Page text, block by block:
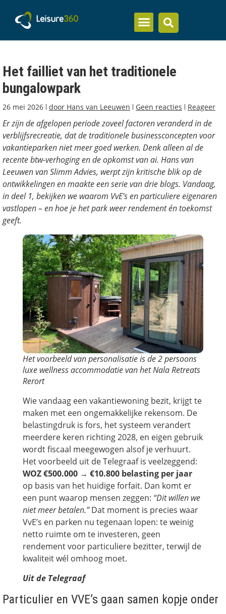
Het failliet van het traditionele
bungalowpark
26 mei 2026 door Hans van Leeuwen Geen reacties Reageer
Er zijn de afgelopen periode zoveel factoren veranderd in de
verblijfsrecreatie, dat de traditionele businessconcepten voor
vakantieparken niet meer goed werken. Denk alleen al de
recente btw-verhoging en de opkomst van ai. Hans van
Leeuwen van Slimm Advies, werpt zijn kritische blik op de
ontwikkelingen en maakte een serie van drie blogs. Vandaag,
in deel 1, bekijken we waarom VvE’s en particuliere eigenaren
vastlopen – en hoe je het park weer rendement én toekomst
geeft.
Het voorbeeld van personalisatie is de 2 persoons
luxe wellness accommodatie van het Nala Retreats
Rerort
Wie vandaag een vakantiewoning bezit, krijgt te
maken met een ongemakkelijke rekensom. De
belastingdruk is fors, het systeem verandert
meerdere keren richting 2028, en eigen gebruik
wordt fiscaal meegewogen alsof je verhuurt.
Het voorbeeld uit de Telegraaf is veelzeggend:
WOZ €500.000 → €10.800 belasting per jaar
op basis van het huidige forfait. Dan komt er
een punt waarop mensen zeggen: “Dit willen we
niet meer betalen.”Dat moment is precies waar
VvE’s en parken nu tegenaan lopen: te weinig
netto ruimte om te investeren, geen
rendement voor particuliere bezitter, terwijl de
kwaliteit wél omhoog moet.
Uit de Telegraaf
Particulier en VVE’s gaan samen kopje onder